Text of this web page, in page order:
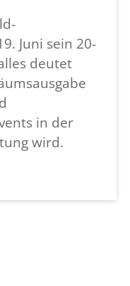
Jubiläum erst
Juni sein 20-
deutet
in der
wird.